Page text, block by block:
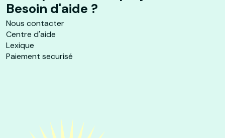
Besoin d'aide ?
Nous contacter
Centre d'aide
Lexique
Paiement securisé